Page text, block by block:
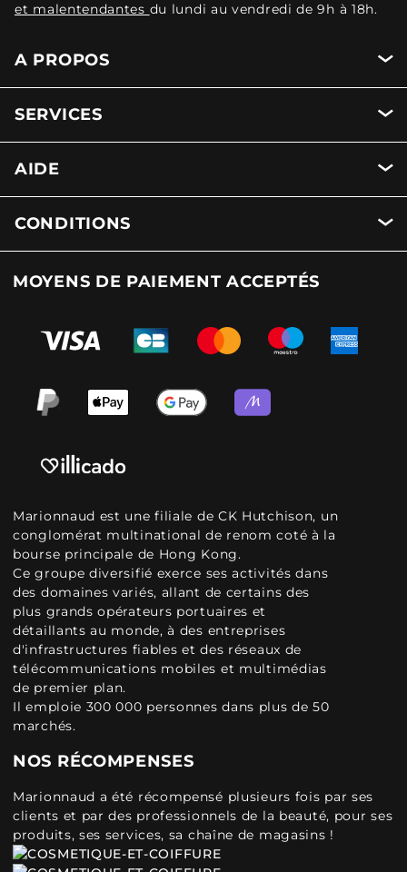
et malentendantes du lundi au vendredi de 9h à 18h.
A PROPOS
SERVICES
AIDE
CONDITIONS
MOYENS DE PAIEMENT ACCEPTÉS
Marionnaud est une filiale de CK Hutchison, un
conglomérat multinational de renom coté à la
bourse principale de Hong Kong.
Ce groupe diversifié exerce ses activités dans
des domaines variés, allant de certains des
plus grands opérateurs portuaires et
détaillants au monde, à des entreprises
d'infrastructures fiables et des réseaux de
télécommunications mobiles et multimédias
de premier plan.
Il emploie 300 000 personnes dans plus de 50
marchés.
NOS RÉCOMPENSES
Marionnaud a été récompensé plusieurs fois par ses
clients et par des professionnels de la beauté, pour ses
produits, ses services, sa chaîne de magasins !